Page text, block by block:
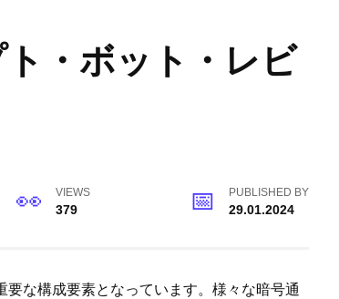
・ボット・レビ
VIEWS
379
PUBLISHED BY
29.01.2024
な構成要素となっています。様々な暗号通